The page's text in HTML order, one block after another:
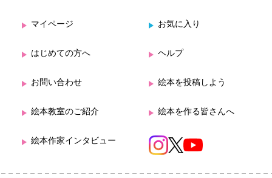
マイページ お気に入り
はじめての方へ ヘルプ
お問い合わせ 絵本を投稿しよう
絵本教室のご紹介 絵本を作る皆さんへ
絵本作家インタビュー